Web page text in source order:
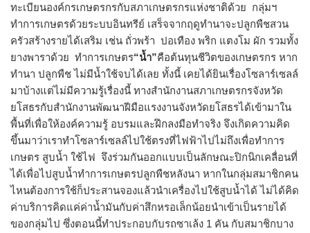
ทะเบียนองค์กรเกษตรกรกับสภาเกษตรกรแห่งชาติด้วย กลุ่มฯ
ทำการเกษตรด้วยระบบอินทรีย์ เสร็จจากฤดูทำนาจะปลูกพืชสวน
ครัวสร้างรายได้เสริม เช่น ถั่วพร้า ปอเทือง พริก แตงโม ผัก รวมทั้ง
ยางพาราด้วย ทำการเกษตร“น้ำ”คือต้นทุนชีวิตของเกษตรกร หาก
ทำนา ปลูกพืช ไม่มีน้ำใช้จบได้เลย ทั้งนี้ เคยได้ยินเรื่องโซลาร์เซลล์
มาบ้างแต่ไม่มีความรู้เรื่องนี้ ทางสำนักงานสภาเกษตรกรจังหวัด
ยโสธรกับสำนักงานพัฒนาฝีมือแรงงานจังหวัดยโสธรได้เข้ามาใน
พื้นที่เพื่อให้องค์ความรู้ อบรมและฝึกลงมือทำจริง จึงเกิดความคิด
ขึ้นมาว่าเราทำโซลาร์เซลล์ไปใช้ตรงที่ไฟฟ้าไปไม่ถึงเพื่อทำการ
เกษตร สูบน้ำ ใช้ไฟ จึงร่วมกันออกแบบเป็นลักษณะปิกนิกเคลื่อนที่
ได้เพื่อไปสูบน้ำทำการเกษตรปลูกพืชหลังนา หากในกลุ่มสมาชิกคน
ไหนต้องการใช้ก็ประสานจองแล้วนำเครื่องไปใช้สูบน้ำได้ ไม่ได้คิด
ค่าบริการคิดแค่ค่าน้ำมันกับค่าสึกหรอเล็กน้อยนำเข้าเป็นรายได้
ของกลุ่มไป ซึ่งตอนนี้ทำประกอบกับรถซาเล้ง 1 คัน กับสมาชิกบาง